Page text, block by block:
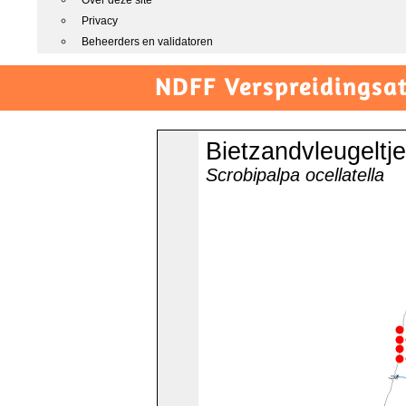
Privacy
Beheerders en validatoren
NDFF